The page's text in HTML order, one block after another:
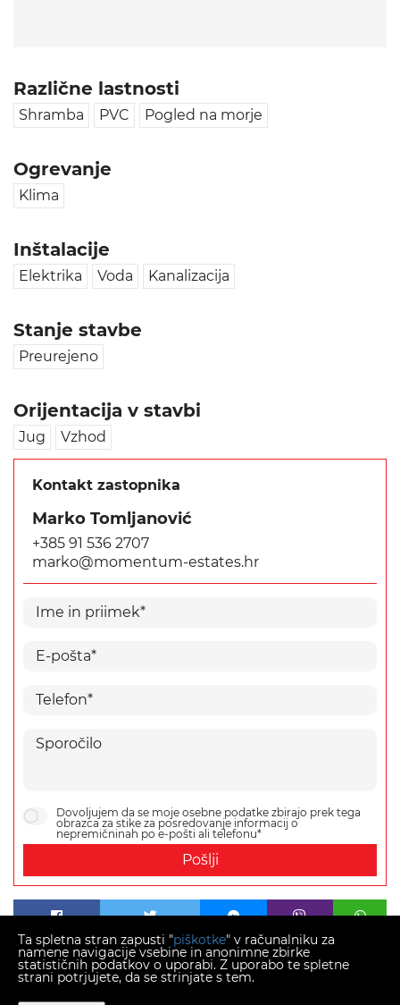
Različne lastnosti
Shramba PVC Pogled na morje
Ogrevanje
Klima
Inštalacije
Elektrika Voda Kanalizacija
Stanje stavbe
Preurejeno
Orijentacija v stavbi
Jug Vzhod
Kontakt zastopnika
Marko Tomljanović
+385 91 536 2707
marko@momentum-estates.hr
Dovoljujem da se moje osebne podatke zbirajo prek tega
obrazca za stike za posredovanje informacij o
nepremičninah po e-pošti ali telefonu*
Pošlji
Copyright © 2026 Momentum estates
Ta spletna stran zapusti "piškotke" v računalniku za
namene navigacije vsebine in anonimne zbirke
statističnih podatkov o uporabi. Z uporabo te spletne
strani potrjujete, da se strinjate s tem.